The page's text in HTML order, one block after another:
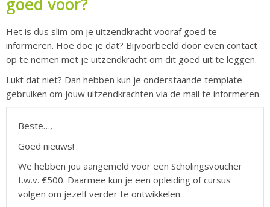
Het is dus slim om je uitzendkracht vooraf goed te
informeren. Hoe doe je dat? Bijvoorbeeld door even contact
op te nemen met je uitzendkracht om dit goed uit te leggen.
Lukt dat niet? Dan hebben kun je onderstaande template
gebruiken om jouw uitzendkrachten via de mail te informeren.
Beste…,
Goed nieuws!
We hebben jou aangemeld voor een Scholingsvoucher
t.w.v. €500. Daarmee kun je een opleiding of cursus
volgen om jezelf verder te ontwikkelen.